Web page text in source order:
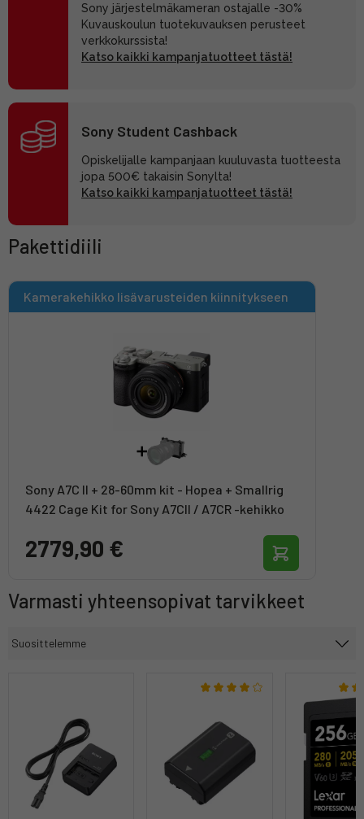
Sony järjestelmäkameran ostajalle -30%
Kuvauskoulun tuotekuvauksen perusteet
verkkokurssista!
Katso kaikki kampanjatuotteet tästä!
Sony Student Cashback
Opiskelijalle kampanjaan kuuluvasta tuotteesta
jopa 500€ takaisin Sonylta!
Katso kaikki kampanjatuotteet tästä!
Pakettidiili
Kamerakehikko lisävarusteiden kiinnitykseen
Sony A7C II + 28-60mm kit - Hopea + Smallrig
4422 Cage Kit for Sony A7CII / A7CR -kehikko
2779,90 €
Varmasti yhteensopivat tarvikkeet